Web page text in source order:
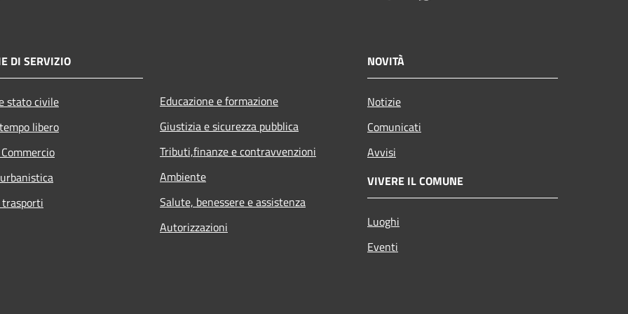
DI SERVIZIO
stato civile
libero
Educazione e formazione
Giustizia e sicurezza pubblica
Tributi,finanze e contravvenzioni
Ambiente
Salute, benessere e assistenza
Autorizzazioni
NOVITÀ
Notizie
Comunicati
Avvisi
VIVERE IL COMUNE
Luoghi
Eventi